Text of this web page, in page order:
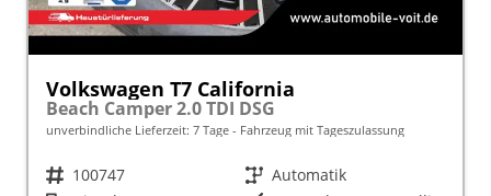
Volkswagen T7 California
Beach Camper 2.0 TDI DSG
unverbindliche Lieferzeit: 7 Tage Fahrzeug mit Tageszulassung
Fahrzeugnr. 100747 Getriebe Automatik